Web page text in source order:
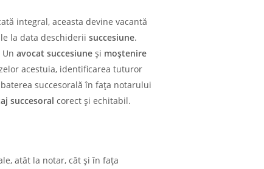
integral, aceasta devine vacantă
la data deschiderii succesiune.
avocat succesiune și moștenire
acestuia, identificarea tuturor
succesorală în fața notarului
succesoral corect și echitabil.
atât la notar, cât și în fața